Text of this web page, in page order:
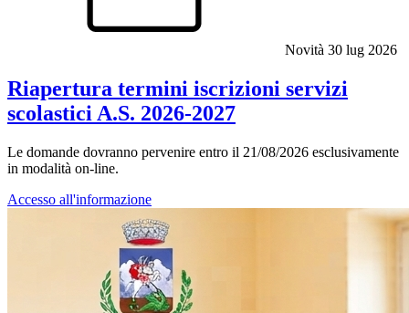
Novità 30 lug 2026
Riapertura termini iscrizioni servizi
scolastici A.S. 2026-2027
Le domande dovranno pervenire entro il 21/08/2026 esclusivamente
in modalità on-line.
Accesso all'informazione